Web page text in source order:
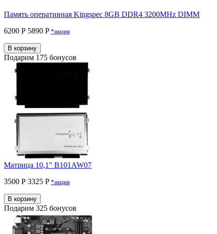
Память оперативная Kingspec 8GB DDR4 3200MHz DIMM
6200 Р 5890 P *акция
В корзину
Подарим 175 бонусов
Матрица 10,1" B101AW07
3500 Р 3325 P *акция
В корзину
Подарим 325 бонусов